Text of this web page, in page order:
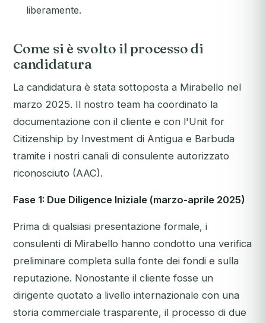
liberamente.
Come si è svolto il processo di
candidatura
La candidatura è stata sottoposta a Mirabello nel
marzo 2025. Il nostro team ha coordinato la
documentazione con il cliente e con l'Unit for
Citizenship by Investment di Antigua e Barbuda
tramite i nostri canali di consulente autorizzato
riconosciuto (AAC).
Fase 1: Due Diligence Iniziale (marzo-aprile 2025)
Prima di qualsiasi presentazione formale, i
consulenti di Mirabello hanno condotto una verifica
preliminare completa sulla fonte dei fondi e sulla
reputazione. Nonostante il cliente fosse un
dirigente quotato a livello internazionale con una
storia commerciale trasparente, il processo di due